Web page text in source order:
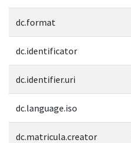
dc.format
dc.identificator
dc.identifier.uri
dc.language.iso
dc.matricula.creator